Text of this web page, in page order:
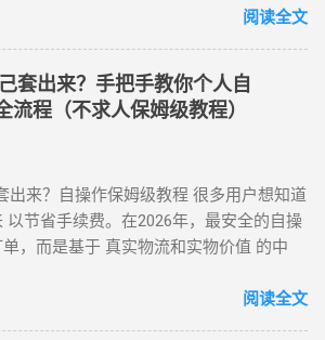
规手段套现。 以下为常见套现方式： 套现
账时间 虚假交易 通过淘宝店铺刷单后退
右 第三方平台 使用「黎明花呗」等
钟左右 线下扫码套现 扫描商家二维码
，手续费约 1%-3%，日息 0.05%。 借呗
贷款，额度独立，年化利率低至 7.3%。
消费场景周转资...
实物交易型 —— 大额资金解决方案 方法类
间 适用场景 方法 3：货到返现 购买手机
25% 单笔需提现万元以上 方法 4：线下
绑定手机 Pay 5%-10% 需实体店铺配合
—— 隐蔽性优化方案 方法 5：信用卡代还
（支持支付宝通道）； 信用卡预借现金
购商品实现资金流转，零手续费但依赖人
现操作速查：3 大高频实用方案对比 方案
范围 推荐指数 适合场景 扫码秒提 10 分
规律性套现 亲友代付 即时到账 0%
求 四、2025 年花呗风控破解策略
流程转化为可提现余额。目前主流App的综
密 在移动支付高度发达的今天，刷花呗
寻找商家。只需通过手机下载特定的周
，即可实现“足不出户，额度变现”。
呗 App 模式对比 App 类型 技术核心 到账
真实物流单号生成 T+1 隔天 ⭐⭐⭐⭐⭐ 虚
券回收 1-2 小时 ⭐⭐⭐ 二、 如何正确使用
障资金安全与账户健康，使用此类 App
阅读全文
套出来？手把手教你个人自
流程（不求人保姆级教程）
出来？自操作保姆级教程 很多用户想知道
以节省手续费。在2026年，最安全的自操
，而是基于 真实物流和实物价值 的中
统商家的层层抽成，实现资金的低折损回
阅读全文